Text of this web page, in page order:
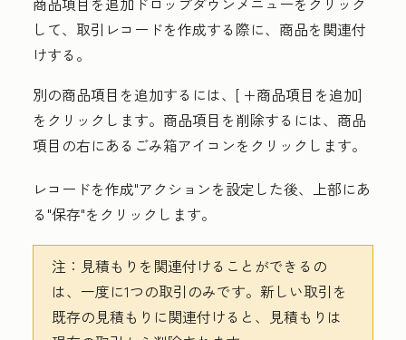
して、取引レコードを作成する際に、商品を関連付
けする。
別の商品項目を追加するには、[ +商品項目を追加]
をクリックします。商品項目を削除するには、商品
項目の右にあるごみ箱アイコンをクリックします。
レコードを作成"アクションを設定した後、上部にあ
る"保存"をクリックします。
注： 見積もりを関連付けることができるの
は、一度に1つの取引のみです。新しい取引を
既存の見積もりに関連付けると、見積もりは